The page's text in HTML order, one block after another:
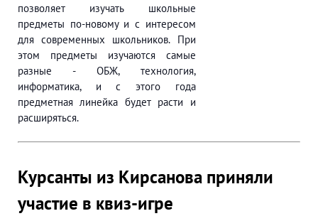
позволяет изучать школьные
предметы по-новому и с интересом
для современных школьников. При
этом предметы изучаются самые
разные - ОБЖ, технология,
информатика, и с этого года
предметная линейка будет расти и
расширяться.
Курсанты из Кирсанова приняли
участие в квиз-игре